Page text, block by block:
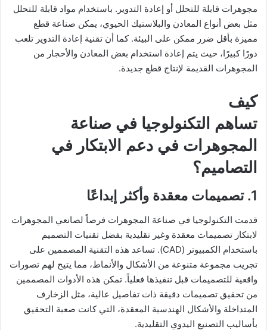
مجوهرات قابلة للتحلل أو إعادة التدوير. باستخدام مواد قابلة للتحلل
مثل بعض أنواع المعادن والبلاستيك الحيوي، يمكن صناعة قطع
مميزة بأقل ضرر ممكن على البيئة. كما أن تقنية إعادة التدوير تلعب
دورًا كبيرًا، حيث يتم إعادة استخدام بعض المعادن والأحجار من
المجوهرات القديمة لإنتاج قطع جديدة.
كيف
تساهم التكنولوجيا في صناعة
المجوهرات في دعم الابتكار في
التصاميم؟
1. تصميمات معقدة وأكثر إبداعًا
قدمت التكنولوجيا في صناعة المجوهرات فرصاً لصانعي المجوهرات
لابتكار تصميمات معقدة وغير تقليدية بفضل تقنيات التصميم
باستخدام الكمبيوتر (CAD). تساعد هذه التقنية المصممين على
تجريب مجموعة متنوعة من الأشكال والأنماط، مما يتيح لهم تصورات
واقعية للتصميمات قبل تنفيذها فعلياً. تمكن هذه الأدوات المصممين
من تحقيق تصميمات دقيقة ذات تفاصيل عالية، مثل الزخارف
المتداخلة والأشكال الهندسية المعقدة، التي كانت صعبة التحقيق
بأساليب التصنيع اليدوي التقليدية.